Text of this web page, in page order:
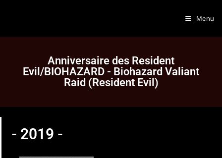
Menu
Anniversaire des Resident
Evil/BIOHAZARD - Biohazard Valiant
Raid (Resident Evil)
- 2019 -